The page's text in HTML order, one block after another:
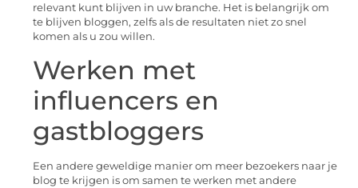
relevant kunt blijven in uw branche. Het is belangrijk om
te blijven bloggen, zelfs als de resultaten niet zo snel
komen als u zou willen.
Werken met
influencers en
gastbloggers
Een andere geweldige manier om meer bezoekers naar je
blog te krijgen is om samen te werken met andere